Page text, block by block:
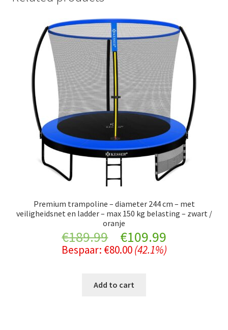
Premium trampoline – diameter 244 cm – met
veiligheidsnet en ladder – max 150 kg belasting – zwart /
oranje
€189.99
Original
price
was:
€109.99Current
price
Bespaar: €80.00 (42.1%)
Add to cart